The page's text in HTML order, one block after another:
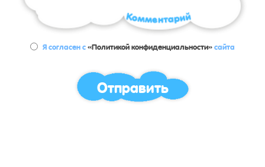
Я согласен с«Политикой конфиденциальности»сайта
Отправить